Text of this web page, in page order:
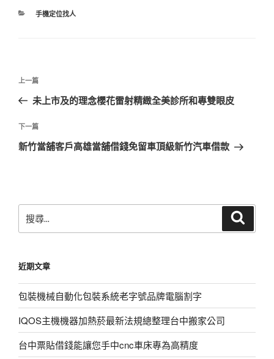
分
手機定位找人
文
導
覽
上
一
文
章
上一篇
未上市及的理念櫻花雷射精緻全美診所和專雙眼皮
下
一
下一篇
新竹當舖客戶高雄當舖借錢免留車頂級新竹汽車借款
尋
字:
近期文章
包裝機械自動化包裝系統老字號品牌電腦割字
IQOS主機機器加熱菸最新法規總整理台中搬家公司
台中票貼借錢能讓您手中cnc車床專為高精度